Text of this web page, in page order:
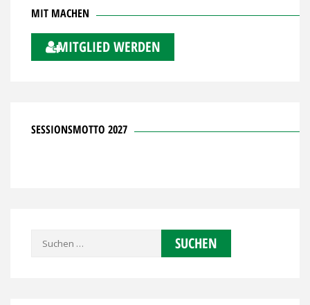
MIT MACHEN
MITGLIED WERDEN
SESSIONSMOTTO 2027
Suchen